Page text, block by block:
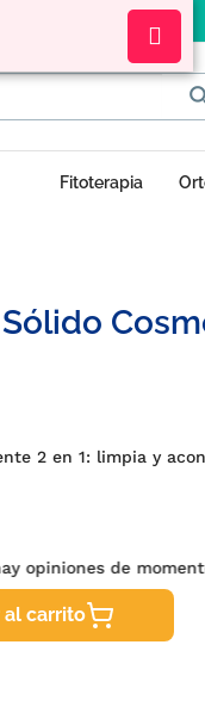
Fitoterapia
2 en 1: limpia y
opiniones de
al carrito